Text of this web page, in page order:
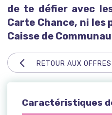
RETOUR AUX OFFRES
Caractéristiques
de te défier avec
Carte Chance, ni les
Caisse de